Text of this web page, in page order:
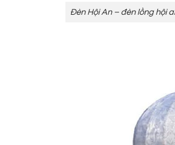
Đèn Hội An – đèn lồng hội